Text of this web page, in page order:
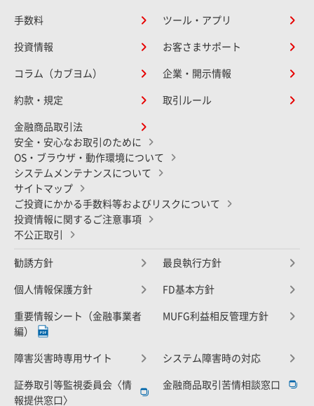
手数料 ツール・アプリ
投資情報 お客さまサポート
コラム（カブヨム） 企業・開示情報
約款・規定 取引ルール
金融商品取引法
安全・安心なお取引のために
OS・ブラウザ・動作環境について
システムメンテナンスについて
サイトマップ
ご投資にかかる手数料等およびリスクについて
投資情報に関するご注意事項
不公正取引
勧誘方針 最良執行方針
個人情報保護方針 FD基本方針
重要情報シート（金融事業者
編）
MUFG利益相反管理方針
障害災害時専用サイト システム障害時の対応
証券取引等監視委員会〈情
報提供窓口〉
金融商品取引苦情相談窓口